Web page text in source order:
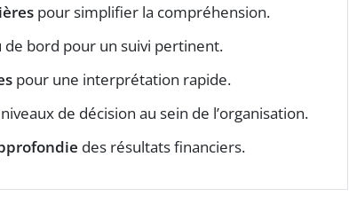
pour simplifier la compréhension.
de bord pour un suivi pertinent.
pour une interprétation rapide.
de décision au sein de l’organisation.
des résultats financiers.